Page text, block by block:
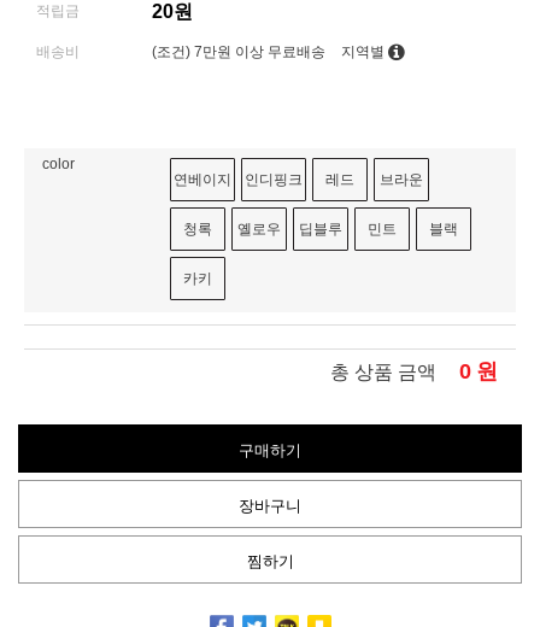
적립금 20원
배송비 (조건) 7만원 이상 무료배송 지역별
color
연베이지
인디핑크 레드 브라운
청록 옐로우 딥블루 민트 블랙
카키
총 상품 금액 0 원
구매하기
장바구니
찜하기